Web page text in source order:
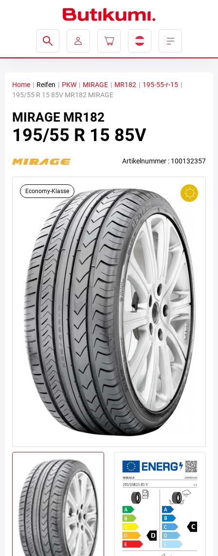
Economy-Klasse
Home | Reifen | PKW | MIRAGE | MR182 | 195-55-r-15 |
195/55 R 15 85V MR182 MIRAGE
MIRAGE MR182
195/55 R 15 85V
Artikelnummer : 100132357